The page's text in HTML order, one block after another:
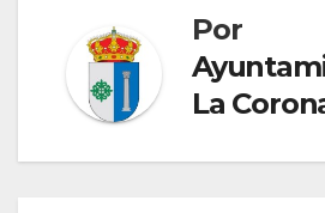
Por
La